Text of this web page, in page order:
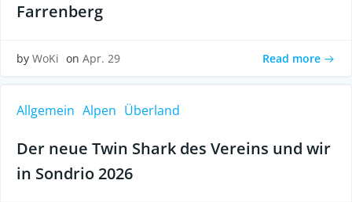
Farrenberg
by WoKi on Apr. 29 Read more
Allgemein Alpen Überland
Der neue Twin Shark des Vereins und wir
in Sondrio 2026